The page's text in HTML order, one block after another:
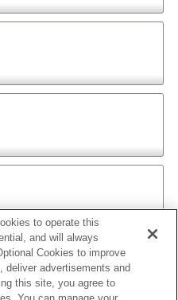
to operate this
and will always
Cookies to improve
deliver advertisements and
this site, you agree to